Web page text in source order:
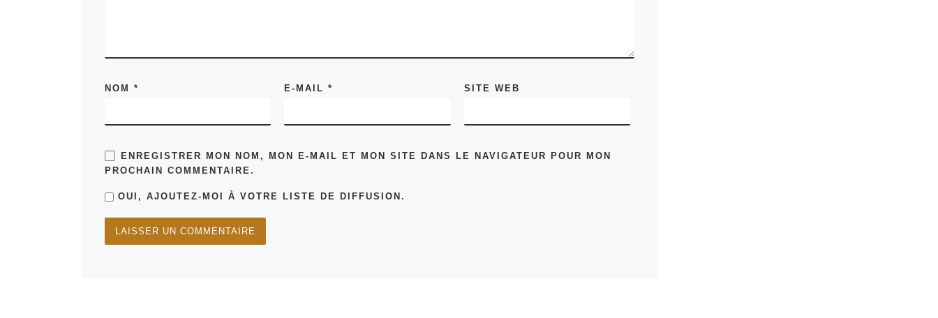
NOM * E-MAIL* SITE WEB
ENREGISTRER MON NOM, MON E-MAIL ET MON SITE DANS LE NAVIGATEUR POUR MON
PROCHAIN COMMENTAIRE.
OUI, AJOUTEZ-MOI À VOTRE LISTE DE DIFFUSION.